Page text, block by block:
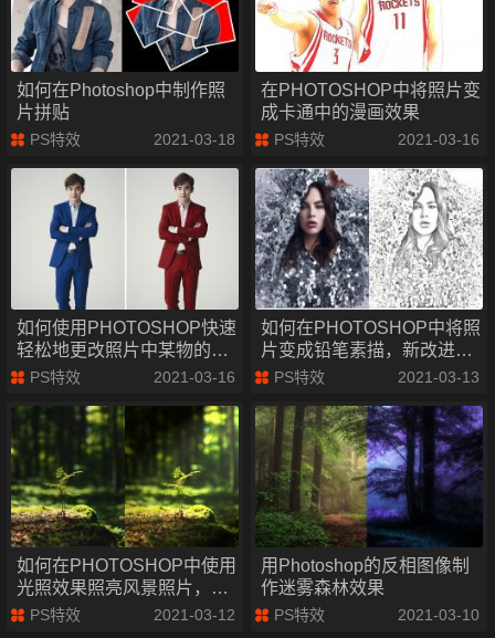
如何在Photoshop中制作照
片拼贴
2021-03-18
PS特效
在PHOTOSHOP中将照片变
成卡通中的漫画效果
2021-03-16
PS特效
如何使用PHOTOSHOP快速
轻松地更改照片中某物的颜
色
2021-03-16
PS特效
如何在PHOTOSHOP中将照
片变成铅笔素描，新改进的
ps铅笔素描效果
2021-03-13
PS特效
如何在PHOTOSHOP中使用
光照效果照亮风景照片，在
森林中创建光束
2021-03-12
PS特效
用Photoshop的反相图像制
作迷雾森林效果
2021-03-10
PS特效